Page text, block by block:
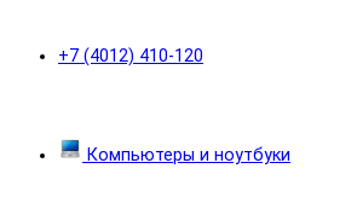
+7 (4012) 410-120
Компьютеры и ноутбуки